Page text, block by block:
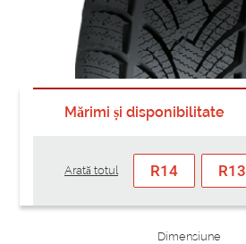
Mărimi și disponibilitate
Arată totul R14 R13
Dimensiune